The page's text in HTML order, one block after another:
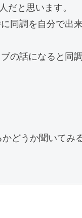
だと思います。
同調を自分で出
の話になると同
どうか聞いてみ